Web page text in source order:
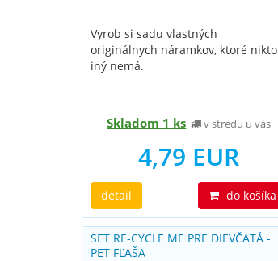
Vyrob si sadu vlastných
originálnych náramkov, ktoré nikto
iný nemá.
Skladom 1 ks v stredu u vás
4,79 EUR
detail do košíka
SET RE-CYCLE ME PRE DIEVČATÁ -
PET FĽAŠA